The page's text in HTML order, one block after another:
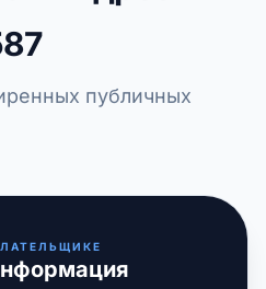
публичных